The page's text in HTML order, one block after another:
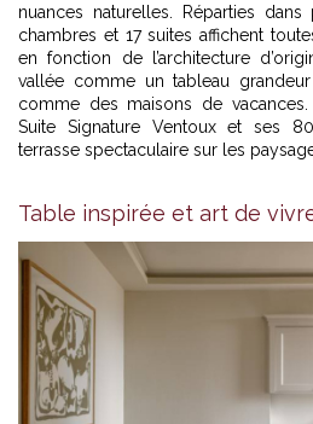
nuances naturelles. Réparties
chambres et 17 suites affichent
en fonction de l’architecture
vallée comme un tableau grandeur
comme des maisons de
Suite Signature Ventoux et ses
terrasse spectaculaire sur les
Table inspirée et art de